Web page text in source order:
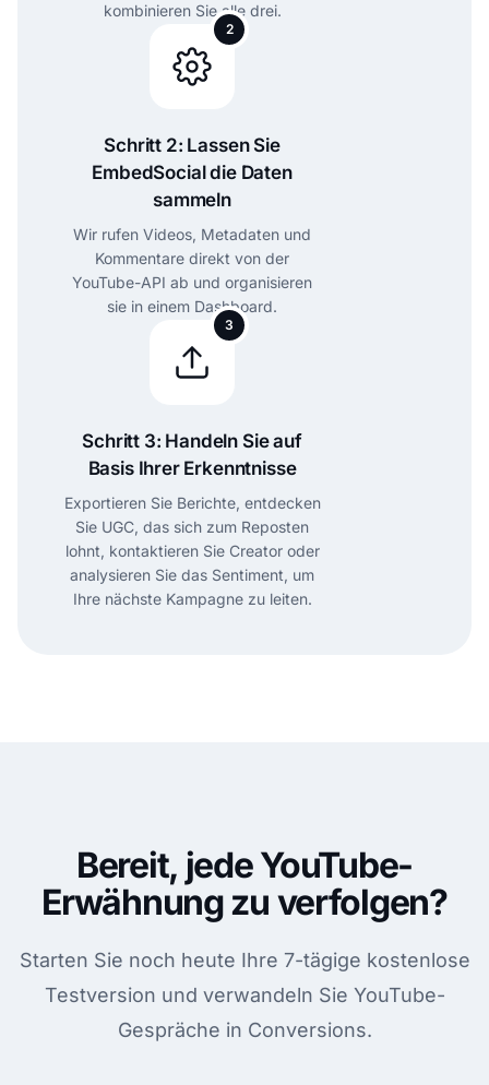
kombinieren Sie alle drei.
2
Schritt 2: Lassen Sie
EmbedSocial die Daten
sammeln
Wir rufen Videos, Metadaten und
Kommentare direkt von der
YouTube-API ab und organisieren
sie in einem Dashboard.
3
Schritt 3: Handeln Sie auf
Basis Ihrer Erkenntnisse
Exportieren Sie Berichte, entdecken
Sie UGC, das sich zum Reposten
lohnt, kontaktieren Sie Creator oder
analysieren Sie das Sentiment, um
Ihre nächste Kampagne zu leiten.
Bereit, jede YouTube-
Erwähnung zu verfolgen?
Starten Sie noch heute Ihre 7-tägige kostenlose
Testversion und verwandeln Sie YouTube-
Gespräche in Conversions.